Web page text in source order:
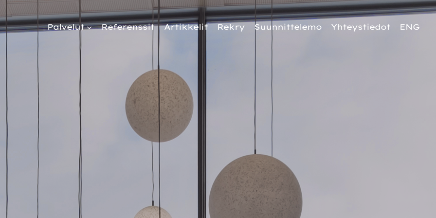
Palvelut Referenssit Artikkelit Rekry Suunnittelemo Yhteystiedot ENG